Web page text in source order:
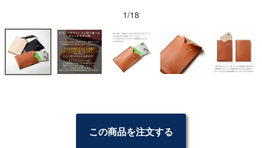
1/18
この商品を注文する